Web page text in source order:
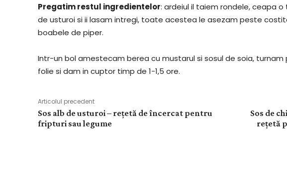
Pregatim restul ingredientelor: ardeiul il taiem rondele, ceapa
de usturoi si ii lasam intregi, toate acestea le asezam peste
boabele de piper.
Intr-un bol amestecam berea cu mustarul si sosul de soia,
folie si dam in cuptor timp de 1-1,5 ore.
Articolul precedent
Sos alb de usturoi – rețetă de încercat pentru
fripturi sau legume
Sos de
rețetă